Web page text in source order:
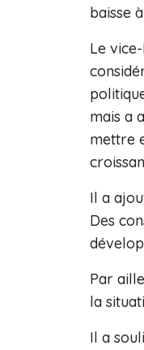
baisse à
Le
mais a
mettre
Il a
Des
Par
la
Il a